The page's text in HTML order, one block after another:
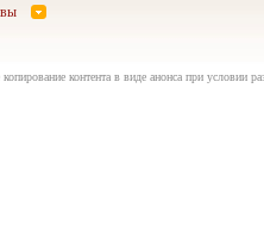
контента в виде анонса при условии